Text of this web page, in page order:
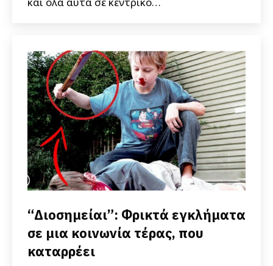
“Διοσημείαι”: Φρικτά εγκλήματα
σε μια κοινωνία τέρας, που
καταρρέει